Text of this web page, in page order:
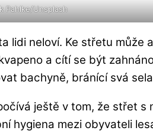
Pahlke/Unsplash
lidi neloví. Ke střetu může
a cítí se být
bachyně, bránící svá
ještě v tom, že střet s
hygiena mezi obyvateli